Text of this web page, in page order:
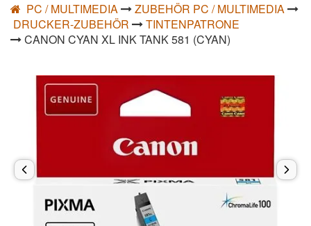
PC / MULTIMEDIA
ZUBEHÖR PC / MULTIMEDIA
DRUCKER-ZUBEHÖR
TINTENPATRONE
CANON CYAN XL INK TANK 581 (CYAN)